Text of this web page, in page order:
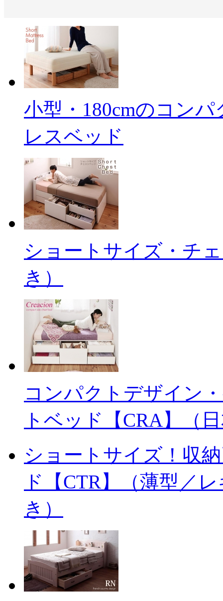
小型・180cmのコン
レスベッド
ショートサイズ・チ
き）
コンパクトデザイン
トベッド【CRA】（
ショートサイズ！収
ド【CTR】（薄型／
き）